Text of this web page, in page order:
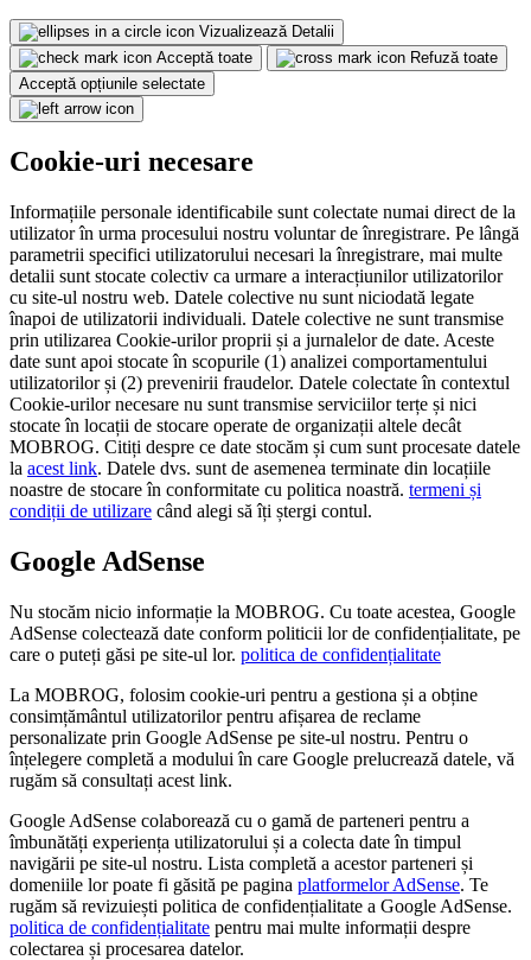
Vizualizează Detalii
Acceptă toate
Refuză toate
Acceptă opțiunile selectate
Cookie-uri necesare
Informațiile personale identificabile sunt colectate numai direct de la
utilizator în urma procesului nostru voluntar de înregistrare. Pe lângă
parametrii specifici utilizatorului necesari la înregistrare, mai multe
detalii sunt stocate colectiv ca urmare a interacțiunilor utilizatorilor
cu site-ul nostru web. Datele colective nu sunt niciodată legate
înapoi de utilizatorii individuali. Datele colective ne sunt transmise
prin utilizarea Cookie-urilor proprii și a jurnalelor de date. Aceste
date sunt apoi stocate în scopurile (1) analizei comportamentului
utilizatorilor și (2) prevenirii fraudelor. Datele colectate în contextul
Cookie-urilor necesare nu sunt transmise serviciilor terțe și nici
stocate în locații de stocare operate de organizații altele decât
MOBROG. Citiți despre ce date stocăm și cum sunt procesate datele
la acest link. Datele dvs. sunt de asemenea terminate din locațiile
noastre de stocare în conformitate cu politica noastră. termeni și
condiții de utilizare când alegi să îți ștergi contul.
Google AdSense
Nu stocăm nicio informație la MOBROG. Cu toate acestea, Google
AdSense colectează date conform politicii lor de confidențialitate, pe
care o puteți găsi pe site-ul lor. politica de confidențialitate
La MOBROG, folosim cookie-uri pentru a gestiona și a obține
consimțământul utilizatorilor pentru afișarea de reclame
personalizate prin Google AdSense pe site-ul nostru. Pentru o
înțelegere completă a modului în care Google prelucrează datele, vă
rugăm să consultați acest link.
Google AdSense colaborează cu o gamă de parteneri pentru a
îmbunătăți experiența utilizatorului și a colecta date în timpul
navigării pe site-ul nostru. Lista completă a acestor parteneri și
domeniile lor poate fi găsită pe pagina platformelor AdSense. Te
rugăm să revizuiești politica de confidențialitate a Google AdSense.
politica de confidențialitate pentru mai multe informații despre
colectarea și procesarea datelor.